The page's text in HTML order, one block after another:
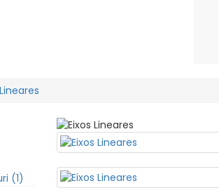
(1)